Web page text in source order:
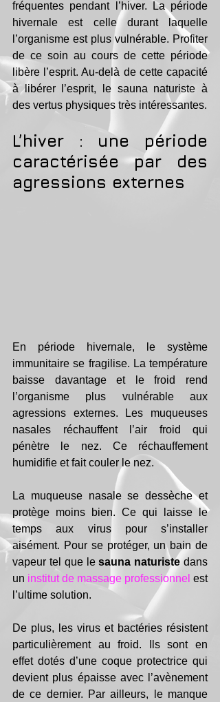
fréquentes pendant l’hiver. La période
hivernale est celle durant laquelle
l’organisme est plus vulnérable. Profiter
de ce soin au cours de cette période
libère l’esprit. Au-delà de cette capacité
à libérer l’esprit, le sauna naturiste à
des vertus physiques très intéressantes.
L’hiver : une période
caractérisée par des
agressions externes
En période hivernale, le système
immunitaire se fragilise. La température
baisse davantage et le froid rend
l’organisme plus vulnérable aux
agressions externes. Les muqueuses
nasales réchauffent l’air froid qui
pénètre le nez. Ce réchauffement
humidifie et fait couler le nez.
La muqueuse nasale se dessèche et
protège moins bien. Ce qui laisse le
temps aux virus pour s’installer
aisément. Pour se protéger, un bain de
vapeur tel que le sauna naturiste dans
un institut de massage professionnel est
l’ultime solution.
De plus, les virus et bactéries résistent
particulièrement au froid. Ils sont en
effet dotés d’une coque protectrice qui
devient plus épaisse avec l’avènement
de ce dernier. Par ailleurs, le manque